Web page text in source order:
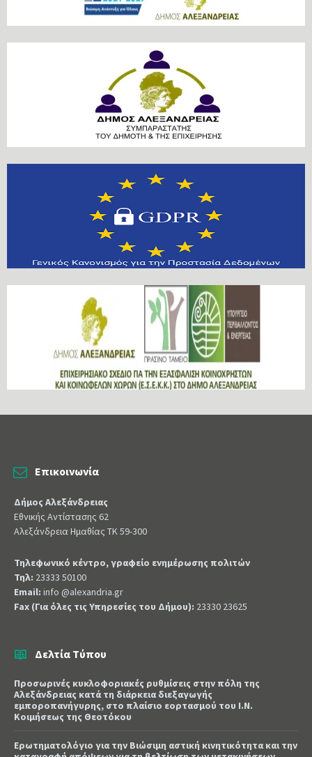
Επικοινωνία
Δήμος Αλεξάνδρειας
Εθνικής Αντίστασης 62
Αλεξάνδρεια Ημαθίας ΤΚ 59-300
Τηλεφωνικό κέντρο, γραφείο ενημέρωσης πολιτών
Τηλ: 23333 50100
Email: info @alexandria.gr
Fax (Για όλες τις Υπηρεσίες του Δήμου): 23330 23625
Δελτία Τύπου
Προσωρινές κυκλοφοριακές ρυθμίσεις στην πόλη της
Αλεξάνδρειας κατά τη διάρκεια διεξαγωγής
εμποροπανήγυρης, στο πλαίσιο εορτασμού του Ι.Ν.
Κοιμήσεως της Θεοτόκου
Ερωτηματολόγιο για την Βιώσιμη αστική κινητικότητα και την